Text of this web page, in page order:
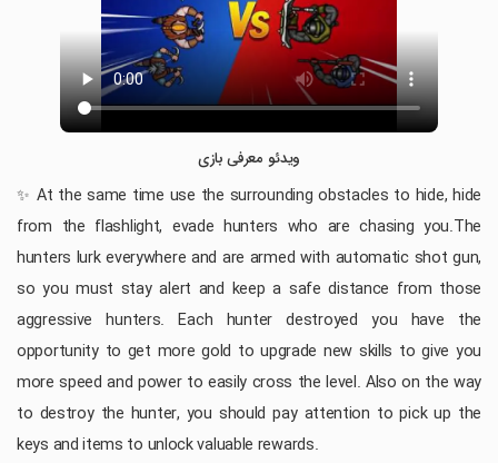
ویدئو معرفی بازی
✨ At the same time use the surrounding obstacles to hide, hide
from the flashlight, evade hunters who are chasing you.The
hunters lurk everywhere and are armed with automatic shot gun,
so you must stay alert and keep a safe distance from those
aggressive hunters. Each hunter destroyed you have the
opportunity to get more gold to upgrade new skills to give you
more speed and power to easily cross the level. Also on the way
to destroy the hunter, you should pay attention to pick up the
keys and items to unlock valuable rewards.